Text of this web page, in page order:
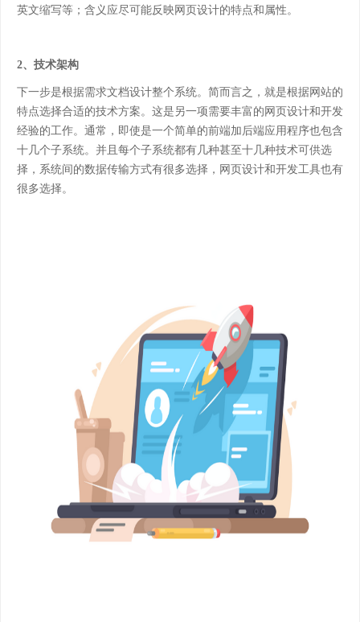
英文缩写等；含义应尽可能反映网页设计的特点和属性。
2、技术架构
下一步是根据需求文档设计整个系统。简而言之，就是根据网站的
特点选择合适的技术方案。这是另一项需要丰富的网页设计和开发
经验的工作。通常，即使是一个简单的前端加后端应用程序也包含
十几个子系统。并且每个子系统都有几种甚至十几种技术可供选
择，系统间的数据传输方式有很多选择，网页设计和开发工具也有
很多选择。